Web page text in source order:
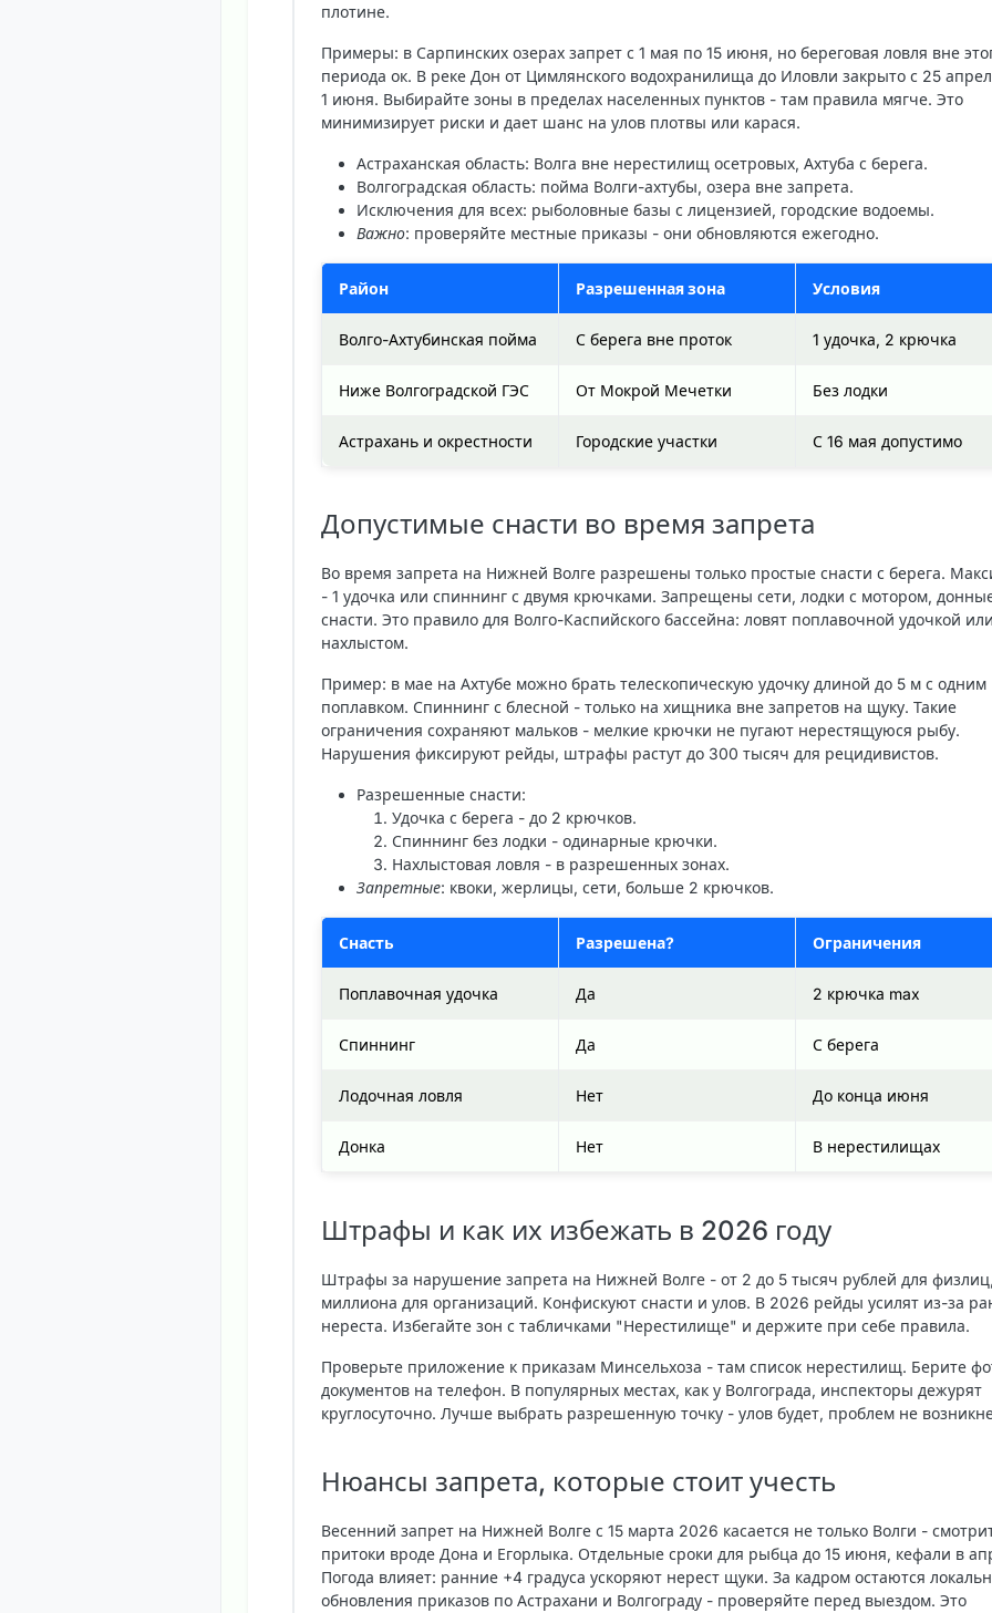
плотине.
Примеры: в Сарпинских озерах запрет с 1 мая по 15 июня, но береговая ловля вне
периода ок. В реке Дон от Цимлянского водохранилища до Иловли закрыто с 25
1 июня. Выбирайте зоны в пределах населенных пунктов - там правила мягче. Это
минимизирует риски и дает шанс на улов плотвы или карася.
Астраханская область: Волга вне нерестилищ осетровых, Ахтуба с берега.
Волгоградская область: пойма Волги-ахтубы, озера вне запрета.
Исключения для всех: рыболовные базы с лицензией, городские водоемы.
Важно: проверяйте местные приказы - они обновляются ежегодно.
Район Разрешенная зона Условия
Волго-Ахтубинская пойма С берега вне проток 1 удочка, 2 крючка
Ниже Волгоградской ГЭС От Мокрой Мечетки Без лодки
Астрахань и окрестности Городские участки С 16 мая допустимо
Допустимые снасти во время запрета
Во время запрета на Нижней Волге разрешены только простые снасти с берега.
- 1 удочка или спиннинг с двумя крючками. Запрещены сети, лодки с мотором,
снасти. Это правило для Волго-Каспийского бассейна: ловят поплавочной удочкой или
нахлыстом.
Пример: в мае на Ахтубе можно брать телескопическую удочку длиной до 5 м с одним
поплавком. Спиннинг с блесной - только на хищника вне запретов на щуку. Такие
ограничения сохраняют мальков - мелкие крючки не пугают нерестящуюся рыбу.
Нарушения фиксируют рейды, штрафы растут до 300 тысяч для рецидивистов.
Разрешенные снасти:
Удочка с берега - до 2 крючков.
Спиннинг без лодки - одинарные крючки.
Нахлыстовая ловля - в разрешенных зонах.
Запретные: квоки, жерлицы, сети, больше 2 крючков.
Снасть Разрешена? Ограничения
Поплавочная удочка Да 2 крючка max
Спиннинг Да С берега
Лодочная ловля Нет До конца июня
Донка Нет В нерестилищах
Штрафы и как их избежать в 2026 году
Штрафы за нарушение запрета на Нижней Волге - от 2 до 5 тысяч рублей для
миллиона для организаций. Конфискуют снасти и улов. В 2026 рейды усилят из-за
нереста. Избегайте зон с табличками "Нерестилище" и держите при себе правила.
Проверьте приложение к приказам Минсельхоза - там список нерестилищ. Берите
документов на телефон. В популярных местах, как у Волгограда, инспекторы дежурят
круглосуточно. Лучше выбрать разрешенную точку - улов будет, проблем не
Нюансы запрета, которые стоит учесть
Весенний запрет на Нижней Волге с 15 марта 2026 касается не только Волги -
притоки вроде Дона и Егорлыка. Отдельные сроки для рыбца до 15 июня, кефали в
Погода влияет: ранние +4 градуса ускоряют нерест щуки. За кадром остаются
обновления приказов по Астрахани и Волгограду - проверяйте перед выездом. Это